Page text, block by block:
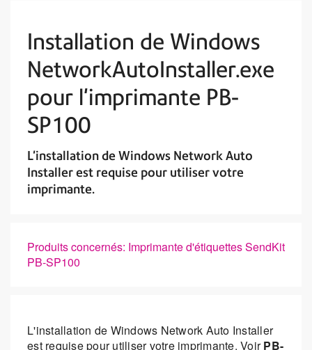
Installation de Windows
NetworkAutoInstaller.exe
pour l'imprimante PB-
SP100
L'installation de Windows Network Auto
Installer est requise pour utiliser votre
imprimante.
Produits concernés: Imprimante d'étiquettes SendKit
PB-SP100
L'installation de Windows Network Auto Installer
est requise pour utiliser votre imprimante. VoirPB-